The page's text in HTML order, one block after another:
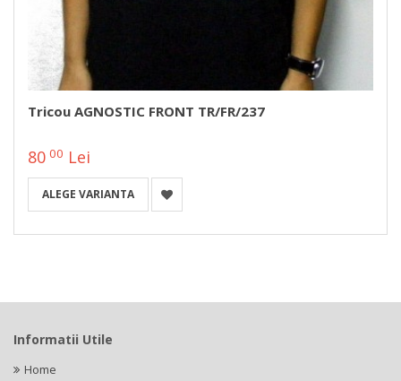
Tricou AGNOSTIC FRONT TR/FR/237
80 00 Lei
ALEGE VARIANTA
Informatii Utile
Home